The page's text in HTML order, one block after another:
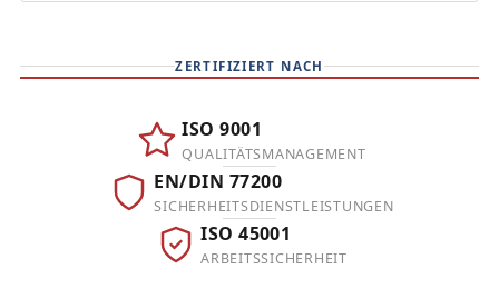
ZERTIFIZIERT NACH
ISO 9001
QUALITÄTSMANAGEMENT
EN/DIN 77200
SICHERHEITSDIENSTLEISTUNGEN
ISO 45001
ARBEITSSICHERHEIT